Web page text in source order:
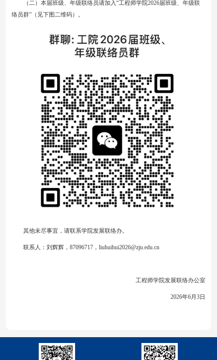
（二）本届班级、年级联络员请加入“工程师学院2026届班级、年级联
络员群”（见下图二维码）。
其他未尽事宜，请联系学院发展联络办。
联系人：刘辉辉，87096717，liuhuihui2026@zju.edu.cn
工程师学院发展联络办公室
2026年6月3日